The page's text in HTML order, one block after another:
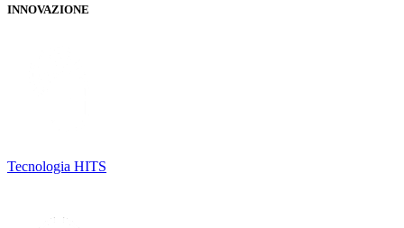
INNOVAZIONE
Tecnologia HITS